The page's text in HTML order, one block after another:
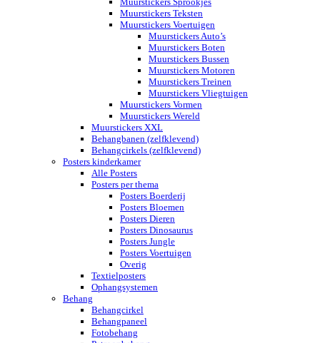
Muurstickers Teksten
Muurstickers Voertuigen
Muurstickers Auto’s
Muurstickers Boten
Muurstickers Bussen
Muurstickers Motoren
Muurstickers Treinen
Muurstickers Vliegtuigen
Muurstickers Vormen
Muurstickers Wereld
Muurstickers XXL
Behangbanen (zelfklevend)
Behangcirkels (zelfklevend)
Posters kinderkamer
Alle Posters
Posters per thema
Posters Boerderij
Posters Bloemen
Posters Dieren
Posters Dinosaurus
Posters Jungle
Posters Voertuigen
Overig
Textielposters
Ophangsystemen
Behang
Behangcirkel
Behangpaneel
Fotobehang